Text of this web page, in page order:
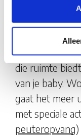
Iedere leeftijd
benadering.
aan. Zo heeft
allerkleinsten
die ruimte
van je baby.
gaat het meer
met speciale
peuteropvang